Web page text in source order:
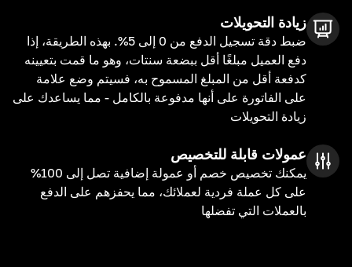
زيادة التحويلات
ضبط دقة تسجيل الدفع من 0 إلى 5%. بهذه الطريقة، إذا
دفع العميل مبلغًا أقل ببضعة سنتات، وهو ما قمت بتعيينه
كدفعة أقل من المبلغ المسموح به، فسيتم وضع علامة
على الفاتورة على أنها مدفوعة بالكامل - مما يساعدك على
زيادة التحويلات
عمولات قابلة للتخصيص
يمكنك تخصيص خصم أو عمولة إضافية تصل إلى 100%
على كل عملة فردية لعملائك، مما يحفزهم على الدفع
بالعملات التي تفضلها